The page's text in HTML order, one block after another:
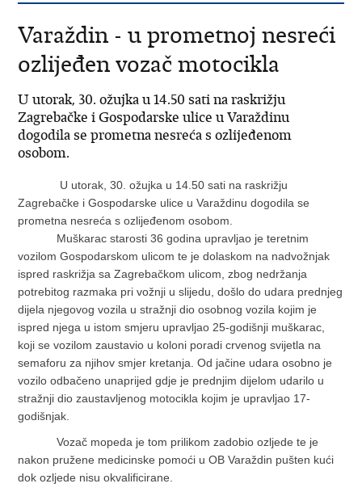
Varaždin - u prometnoj nesreći
ozlijeđen vozač motocikla
U utorak, 30. ožujka u 14.50 sati na raskrižju
Zagrebačke i Gospodarske ulice u Varaždinu
dogodila se prometna nesreća s ozlijeđenom
osobom.
U utorak, 30. ožujka u 14.50 sati na raskrižju
Zagrebačke i Gospodarske ulice u Varaždinu dogodila se
prometna nesreća s ozlijeđenom osobom.
Muškarac starosti 36 godina upravljao je teretnim
vozilom Gospodarskom ulicom te je dolaskom na nadvožnjak
ispred raskrižja sa Zagrebačkom ulicom, zbog nedržanja
potrebitog razmaka pri vožnji u slijedu, došlo do udara prednjeg
dijela njegovog vozila u stražnji dio osobnog vozila kojim je
ispred njega u istom smjeru upravljao 25-godišnji muškarac,
koji se vozilom zaustavio u koloni poradi crvenog svijetla na
semaforu za njihov smjer kretanja. Od jačine udara osobno je
vozilo odbačeno unaprijed gdje je prednjim dijelom udarilo u
stražnji dio zaustavljenog motocikla kojim je upravljao 17-
godišnjak.
Vozač mopeda je tom prilikom zadobio ozljede te je
nakon pružene medicinske pomoći u OB Varaždin pušten kući
dok ozljede nisu okvalificirane.